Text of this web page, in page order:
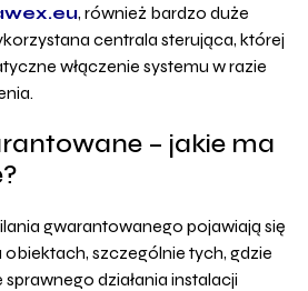
, również bardzo duże
centrala sterująca, której
włączenie systemu w razie
– jakie ma
gwarantowanego pojawiają się
szczególnie tych, gdzie
działania instalacji